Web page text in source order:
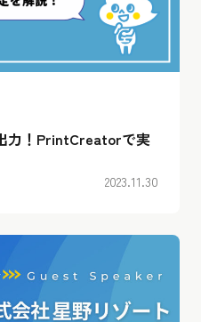
力！PrintCreatorで実
2023.11.30